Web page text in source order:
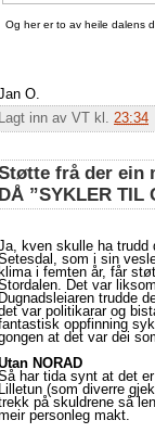
Og her er to av heile dalens
O.
Lagt inn av VT kl. 23:34
frå der ein
DÅ ”SYKLER TIL
kven skulle ha trudd
som i sin
klima i femten år, får
Det var
Dugnadsleiaren trudde
var politikarar og
oppfinning
at det var dei
NORAD
har tida synt at det
Lilletun (som diverre
på skuldrene så
personleg makt.